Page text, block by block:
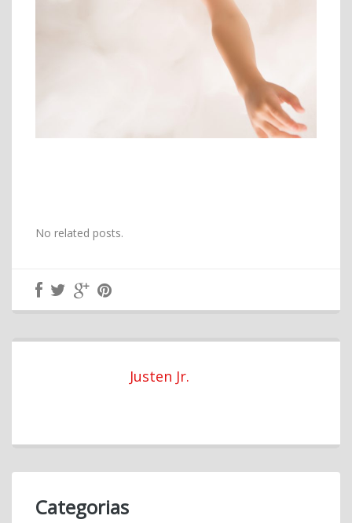
No related posts.
Justen Jr.
Categorias